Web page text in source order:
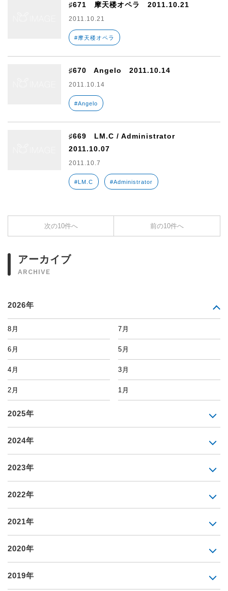
♯671 摩天楼オペラ 2011.10.21
2011.10.21
#摩天楼オペラ
♯670 Angelo 2011.10.14
2011.10.14
#Angelo
♯669 LM.C / Administrator
2011.10.07
2011.10.7
#LM.C #Administrator
次の10件へ 前の10件へ
アーカイブ
ARCHIVE
2026年
8月 7月
6月 5月
4月 3月
2月 1月
2025年
2024年
2023年
2022年
2021年
2020年
2019年